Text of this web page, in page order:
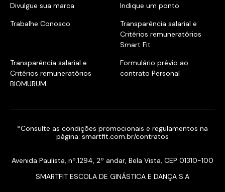
Divulgue sua marca
Indique um ponto
Trabalhe Conosco
Transparência salarial e
Critérios remuneratórios
Smart Fit
Transparência salarial e
Critérios remuneratórios
BIOMURUM
Formulário prévio ao
contrato Personal
*Consulte as condições promocionais e regulamentos na
página: smartfit.com.br/contratos
Avenida Paulista, nº.1294, 2º andar, Bela Vista, CEP 01310-100
SMARTFIT ESCOLA DE GINÁSTICA E DANÇA S.A